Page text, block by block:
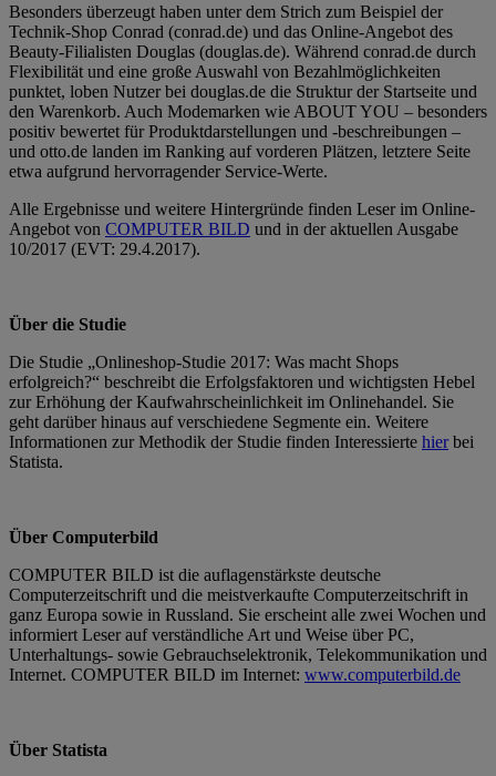
Besonders überzeugt haben unter dem Strich zum Beispiel der
Technik-Shop Conrad (conrad.de) und das Online-Angebot des
Beauty-Filialisten Douglas (douglas.de). Während conrad.de durch
Flexibilität und eine große Auswahl von Bezahlmöglichkeiten
punktet, loben Nutzer bei douglas.de die Struktur der Startseite und
den Warenkorb. Auch Modemarken wie ABOUT YOU – besonders
positiv bewertet für Produktdarstellungen und -beschreibungen –
und otto.de landen im Ranking auf vorderen Plätzen, letztere Seite
etwa aufgrund hervorragender Service-Werte.
Alle Ergebnisse und weitere Hintergründe finden Leser im Online-
Angebot von COMPUTER BILD und in der aktuellen Ausgabe
10/2017 (EVT: 29.4.2017).
Über die Studie
Die Studie „Onlineshop-Studie 2017: Was macht Shops
erfolgreich?“ beschreibt die Erfolgsfaktoren und wichtigsten Hebel
zur Erhöhung der Kaufwahrscheinlichkeit im Onlinehandel. Sie
geht darüber hinaus auf verschiedene Segmente ein. Weitere
Informationen zur Methodik der Studie finden Interessierte hierbei
Statista.
Über Computerbild
COMPUTER BILD ist die auflagenstärkste deutsche
Computerzeitschrift und die meistverkaufte Computerzeitschrift in
ganz Europa sowie in Russland. Sie erscheint alle zwei Wochen und
informiert Leser auf verständliche Art und Weise über PC,
Unterhaltungs- sowie Gebrauchselektronik, Telekommunikation und
Internet. COMPUTER BILD im Internet: www.computerbild.de
Über Statista